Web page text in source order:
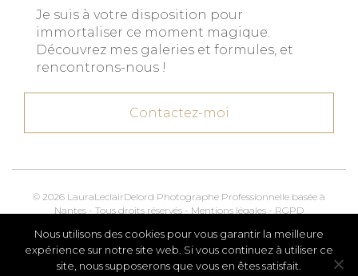
Je suis à votre disposition pour
immortaliser ce moment magique.
Découvrez mes galeries et formules, et
rencontrons-nous !
Contactez-moi
© 2026 LauraLeclairDelord Photographe Professionnelle basée à
Nantes - Tous droits réservés - Mentions légales - RGPD
Kroox.ioMarketing, Creative & Digital
Nous utilisons des cookies pour vous garantir la meilleure
expérience sur notre site web. Si vous continuez à utiliser ce
site, nous supposerons que vous en êtes satisfait.